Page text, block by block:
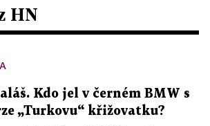
HN
Kdo jel v černém BMW s
„Turkovu“ křižovatku?